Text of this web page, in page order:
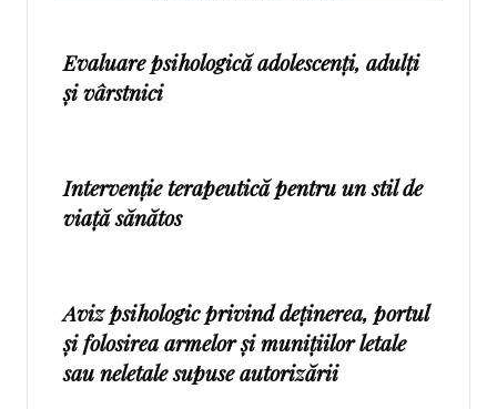
Evaluare psihologică adolescenţi, adulţi
şi vârstnici
Intervenție terapeutică pentru un stil de
viață sănătos
Aviz psihologic privind deţinerea, portul
şi folosirea armelor şi muniţiilor letale
sau neletale supuse autorizării